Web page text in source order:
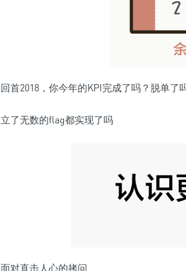
回首2018，你今年的KPI完成了吗？脱单了
立了无数的flag都实现了吗
面对直击人心的拷问